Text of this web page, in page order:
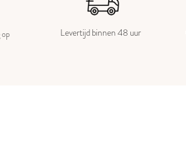
Levertijd binnen 48 uur